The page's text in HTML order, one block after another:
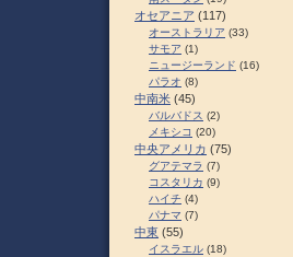
オセアニア (117)
オーストラリア (33)
サモア (1)
ニュージーランド (16)
パラオ (8)
中南米 (45)
バルバドス (2)
メキシコ (20)
中央アメリカ (75)
グアテマラ (7)
コスタリカ (9)
ハイチ (4)
パナマ (7)
中東 (55)
イスラエル (18)